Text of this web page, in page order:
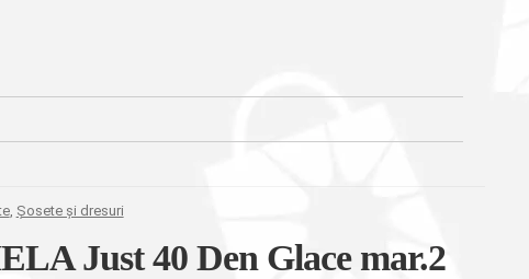
, Șosete și dresuri
Just 40 Den Glace mar.2